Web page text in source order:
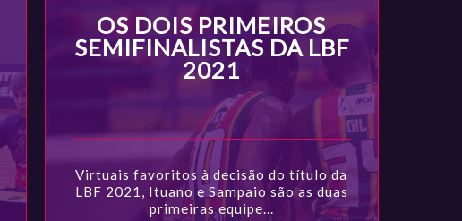
OS DOIS PRIMEIROS
SEMIFINALISTAS DA LBF
2021
Virtuais favoritos à decisão do título da
LBF 2021, Ituano e Sampaio são as duas
primeiras equipe...